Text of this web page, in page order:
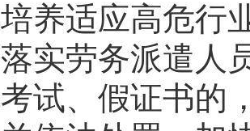
培养适应高危行
落实劳务派遣人
考试、假证书的